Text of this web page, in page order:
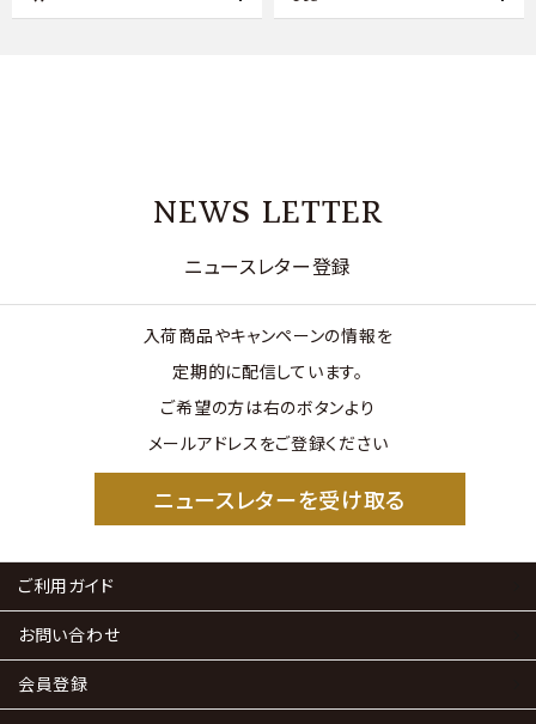
NEWS LETTER
ニュースレター登録
入荷商品やキャンペーンの情報を
定期的に配信しています。
ご希望の方は右のボタンより
メールアドレスをご登録ください
ニュースレターを受け取る
ご利用ガイド
お問い合わせ
会員登録